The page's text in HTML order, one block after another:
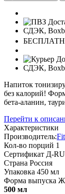
СДЭК,
БЕСПЛАТНО
СДЭК,
Напиток
без калорий!
бета-аланин,
Перейти к
Характеристики
Производитель:
Кол-во порций 1
Сертификат Д-
Страна Россия
Упаковка 450 мл
Форма выпуска
500 мл